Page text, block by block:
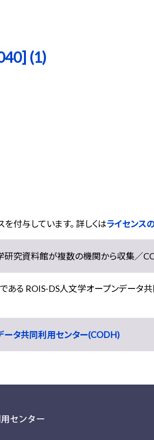
(1)
付与しています。 詳しくはライセンス
学研究資料館が複数の機関から収集／
ある ROIS-DS人文学オープンデータ
ータ共同利用センター(CODH)